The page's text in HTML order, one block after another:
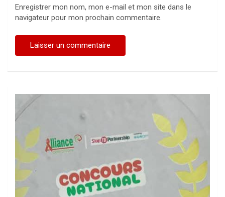
Enregistrer mon nom, mon e-mail et mon site dans le
navigateur pour mon prochain commentaire.